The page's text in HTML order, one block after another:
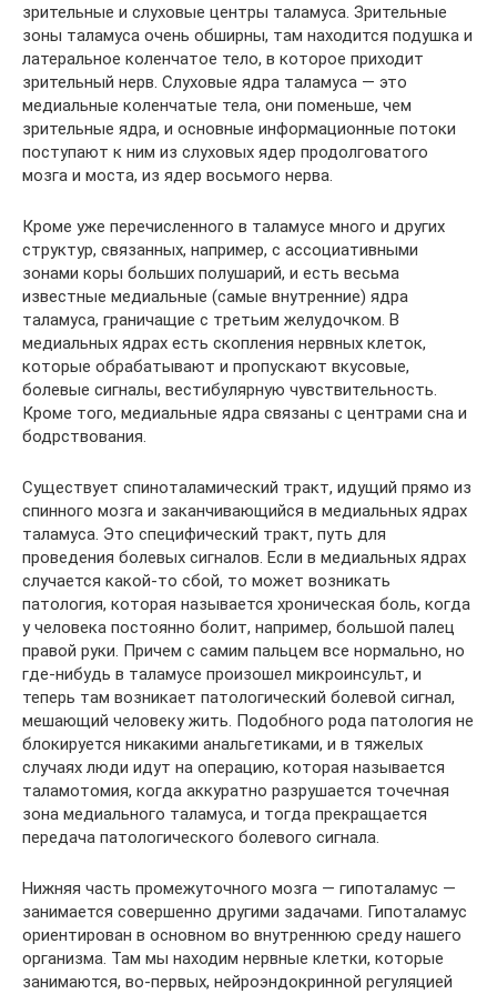
зрительные и слуховые центры таламуса. Зрительные
зоны таламуса очень обширны, там находится подушка и
латеральное коленчатое тело, в которое приходит
зрительный нерв. Слуховые ядра таламуса — это
медиальные коленчатые тела, они поменьше, чем
зрительные ядра, и основные информационные потоки
поступают к ним из слуховых ядер продолговатого
мозга и моста, из ядер восьмого нерва.
Кроме уже перечисленного в таламусе много и других
структур, связанных, например, с ассоциативными
зонами коры больших полушарий, и есть весьма
известные медиальные (самые внутренние) ядра
таламуса, граничащие с третьим желудочком. В
медиальных ядрах есть скопления нервных клеток,
которые обрабатывают и пропускают вкусовые,
болевые сигналы, вестибулярную чувствительность.
Кроме того, медиальные ядра связаны с центрами сна и
бодрствования.
Существует спиноталамический тракт, идущий прямо из
спинного мозга и заканчивающийся в медиальных ядрах
таламуса. Это специфический тракт, путь для
проведения болевых сигналов. Если в медиальных ядрах
случается какой-то сбой, то может возникать
патология, которая называется хроническая боль, когда
у человека постоянно болит, например, большой палец
правой руки. Причем с самим пальцем все нормально, но
где-нибудь в таламусе произошел микроинсульт, и
теперь там возникает патологический болевой сигнал,
мешающий человеку жить. Подобного рода патология не
блокируется никакими анальгетиками, и в тяжелых
случаях люди идут на операцию, которая называется
таламотомия, когда аккуратно разрушается точечная
зона медиального таламуса, и тогда прекращается
передача патологического болевого сигнала.
Нижняя часть промежуточного мозга — гипоталамус —
занимается совершенно другими задачами. Гипоталамус
ориентирован в основном во внутреннюю среду нашего
организма. Там мы находим нервные клетки, которые
занимаются, во-первых, нейроэндокринной регуляцией